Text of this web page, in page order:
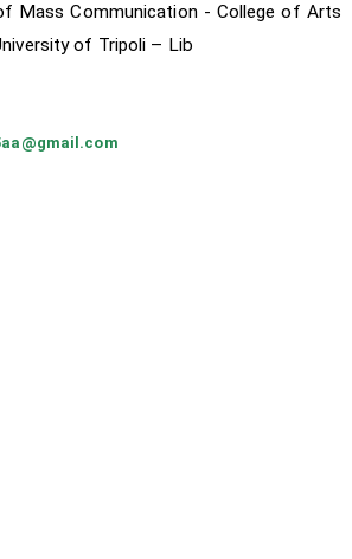
Mass Communication - College of Arts
of Tripoli – Lib